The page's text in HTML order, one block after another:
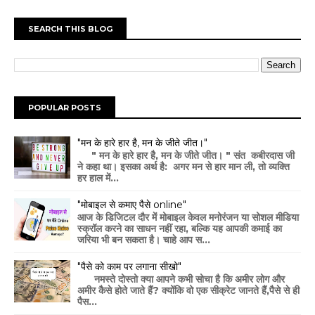
SEARCH THIS BLOG
POPULAR POSTS
"मन के हारे हार है, मन के जीते जीत।"
" मन के हारे हार है, मन के जीते जीत। " संत कबीरदास जी
ने कहा था। इसका अर्थ है: अगर मन से हार मान ली, तो व्यक्ति
हर हाल में...
"मोबाइल से कमाए पैसे online"
आज के डिजिटल दौर में मोबाइल केवल मनोरंजन या सोशल मीडिया
स्क्रॉल करने का साधन नहीं रहा, बल्कि यह आपकी कमाई का
जरिया भी बन सकता है। चाहे आप स...
"पैसे को काम पर लगाना सीखो"
नमस्ते दोस्तो क्या आपने कभी सोचा है कि अमीर लोग और
अमीर कैसे होते जाते हैं? क्योंकि वो एक सीक्रेट जानते हैं,पैसे से ही
पैस...